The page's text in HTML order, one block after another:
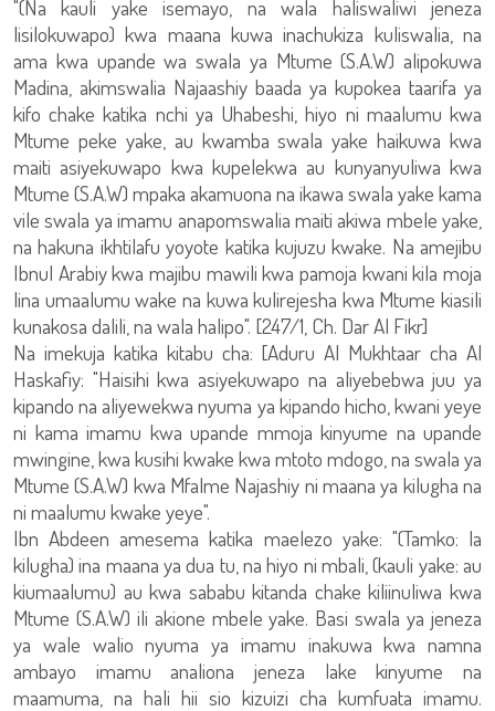
"(Na kauli yake isemayo, na wala haliswaliwi jeneza
lisilokuwapo) kwa maana kuwa inachukiza kuliswalia, na
ama kwa upande wa swala ya Mtume (S.A.W) alipokuwa
Madina, akimswalia Najaashiy baada ya kupokea taarifa ya
kifo chake katika nchi ya Uhabeshi, hiyo ni maalumu kwa
Mtume peke yake, au kwamba swala yake haikuwa kwa
maiti asiyekuwapo kwa kupelekwa au kunyanyuliwa kwa
Mtume (S.A.W) mpaka akamuona na ikawa swala yake kama
vile swala ya imamu anapomswalia maiti akiwa mbele yake,
na hakuna ikhtilafu yoyote katika kujuzu kwake. Na amejibu
Ibnul Arabiy kwa majibu mawili kwa pamoja kwani kila moja
lina umaalumu wake na kuwa kulirejesha kwa Mtume kiasili
kunakosa dalili, na wala halipo". [247/1, Ch. Dar Al Fikr]
Na imekuja katika kitabu cha: [Aduru Al Mukhtaar cha Al
Haskafiy: "Haisihi kwa asiyekuwapo na aliyebebwa juu ya
kipando na aliyewekwa nyuma ya kipando hicho, kwani yeye
ni kama imamu kwa upande mmoja kinyume na upande
mwingine, kwa kusihi kwake kwa mtoto mdogo, na swala ya
Mtume (S.A.W) kwa Mfalme Najashiy ni maana ya kilugha na
ni maalumu kwake yeye".
Ibn Abdeen amesema katika maelezo yake: "(Tamko: la
kilugha) ina maana ya dua tu, na hiyo ni mbali, (kauli yake: au
kiumaalumu) au kwa sababu kitanda chake kiliinuliwa kwa
Mtume (S.A.W) ili akione mbele yake. Basi swala ya jeneza
ya wale walio nyuma ya imamu inakuwa kwa namna
ambayo imamu analiona jeneza lake kinyume na
maamuma, na hali hii sio kizuizi cha kumfuata imamu.